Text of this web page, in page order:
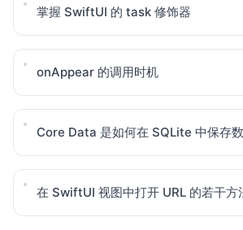
掌握 SwiftUI 的 task 修饰器
onAppear 的调用时机
Core Data 是如何在 SQLite 中保存
在 SwiftUI 视图中打开 URL 的若干方